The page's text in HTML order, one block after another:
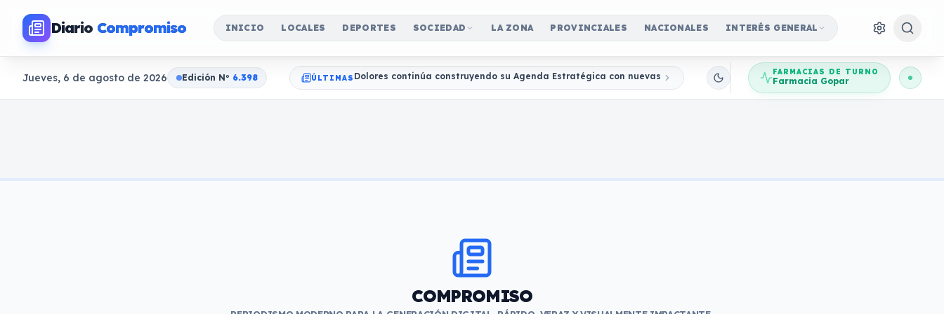
Diario Compromiso INICIO LOCALES DEPORTES SOCIEDAD LA ZONA PROVINCIALES NACIONALES INTERÉS GENERAL
Jueves, 6 de agosto de 2026 Edición No 6.398 ÚLTIMAS Dolores continúa construyendo su Agenda Estratégica con nuevas Jornadas ParticipativasFARMACIAS DE TURNO
Farmacia Gopar
COMPROMISO